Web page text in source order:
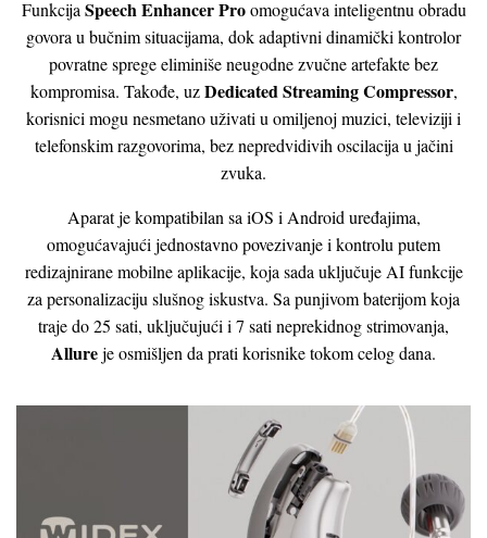
FunkcijaSpeech Enhancer Proomogućava inteligentnu obradu
govora u bučnim situacijama, dok adaptivni dinamički kontrolor
povratne sprege eliminiše neugodne zvučne artefakte bez
kompromisa. Takođe, uzDedicated Streaming Compressor,
korisnici mogu nesmetano uživati u omiljenoj muzici, televiziji i
telefonskim razgovorima, bez nepredvidivih oscilacija u jačini
zvuka.
Aparat je kompatibilan sa iOS i Android uređajima,
omogućavajući jednostavno povezivanje i kontrolu putem
redizajnirane mobilne aplikacije, koja sada uključuje AI funkcije
za personalizaciju slušnog iskustva. Sa punjivom baterijom koja
traje do 25 sati, uključujući i 7 sati neprekidnog strimovanja,
Allureje osmišljen da prati korisnike tokom celog dana.